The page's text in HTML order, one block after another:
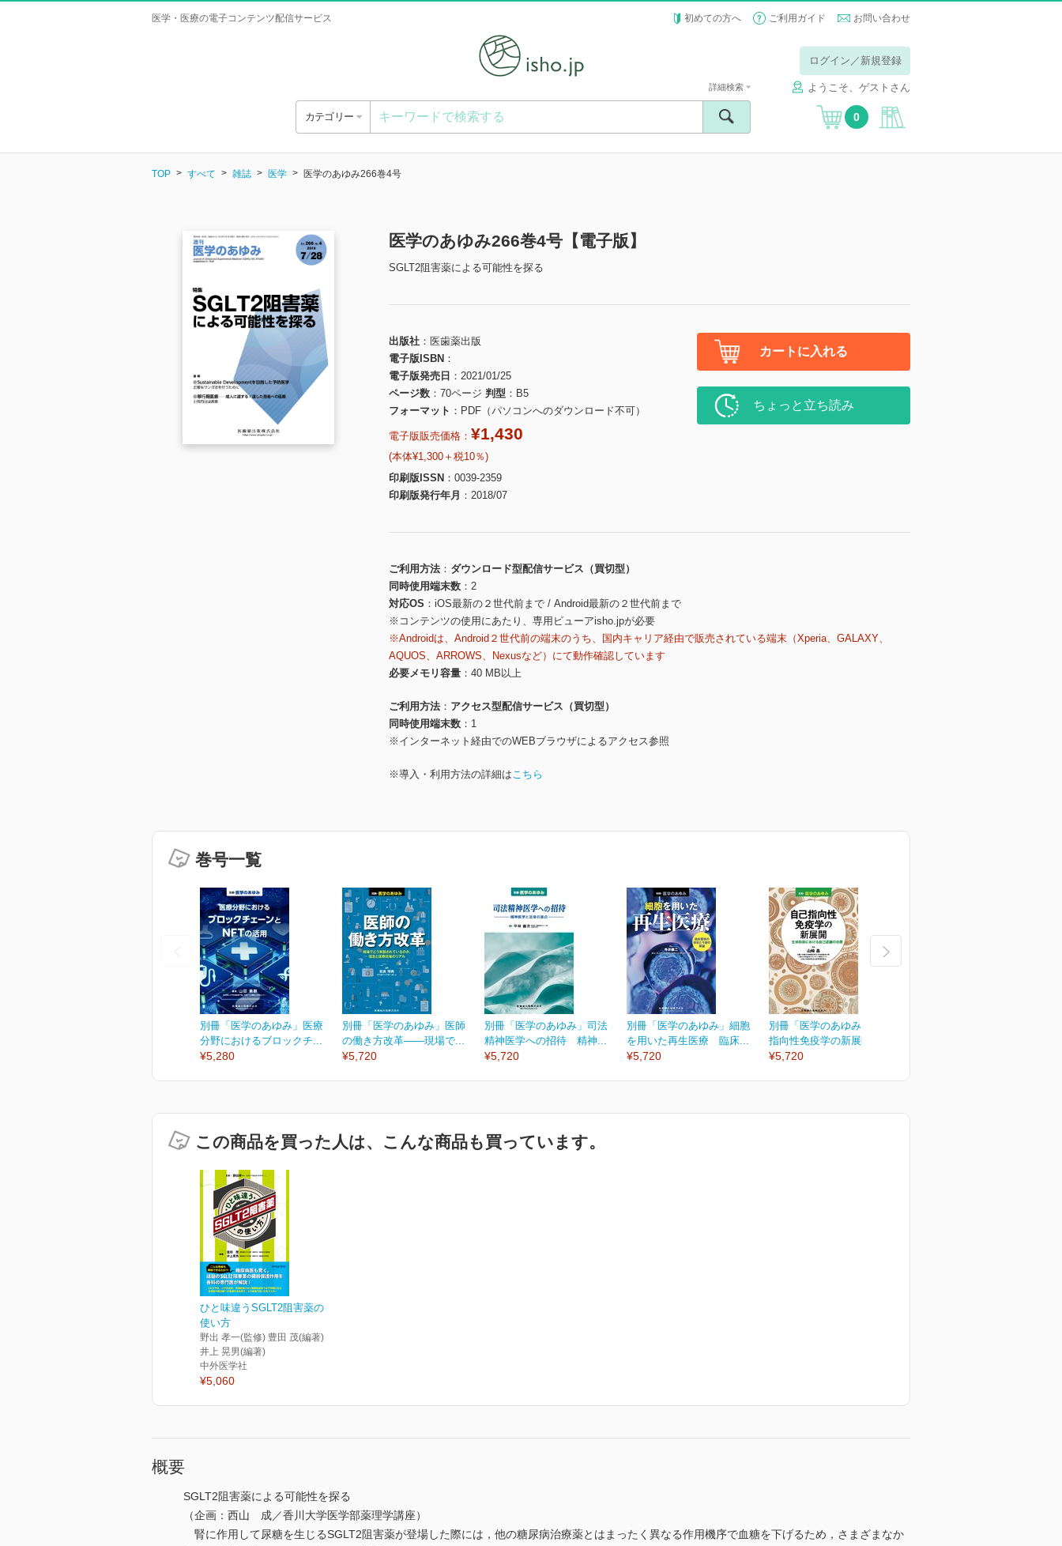
医学・医療の電子コンテンツ配信サービス 初めての方へ ご利用ガイド お問い合わせ
ログイン／新規登録
ようこそ、ゲストさん
カテゴリー
詳細検索
0
TOP すべて 雑誌 医学 医学のあゆみ266巻4号
医学のあゆみ266巻4号【電子版】
SGLT2阻害薬による可能性を探る
出版社
医歯薬出版
電子版ISBN
電子版発売日
2021/01/25
ページ数
70ページ 判型
B5
フォーマット
PDF（パソコンへのダウンロード不可）
電子版販売価格： ¥1,430
(本体¥1,300＋税10％)
印刷版ISSN
0039-2359
印刷版発行年月
2018/07
カートに入れる
ちょっと立ち読み
ご利用方法
ダウンロード型配信サービス（買切型）
同時使用端末数
2
対応OS
iOS最新の２世代前まで / Android最新の２世代前まで
※コンテンツの使用にあたり、専用ビューアisho.jpが必要
※Androidは、Android２世代前の端末のうち、国内キャリア経由で販売されている端末（Xperia、GALAXY、
AQUOS、ARROWS、Nexusなど）にて動作確認しています
必要メモリ容量
40 MB以上
ご利用方法
アクセス型配信サービス（買切型）
同時使用端末数
1
※インターネット経由でのWEBブラウザによるアクセス参照
※導入・利用方法の詳細はこちら
巻号一覧
別冊「医学のあゆみ」医療
分野におけるブロックチ...
¥5,280
別冊「医学のあゆみ」医師
の働き方改革――現場で...
¥5,720
別冊「医学のあゆみ」司法
精神医学への招待 精神...
¥5,720
別冊「医学のあゆみ」細胞
を用いた再生医療 臨床...
¥5,720
別冊「医学のあゆみ」自己
指向性免疫学の新展開...
¥5,720
この商品を買った人は、こんな商品も買っています。
ひと味違うSGLT2阻害薬の
使い方
野出 孝一(監修) 豊田 茂(編著)
井上 晃男(編著)
中外医学社
¥5,060
概要
SGLT2阻害薬による可能性を探る
（企画：西山 成／香川大学医学部薬理学講座）
腎に作用して尿糖を生じるSGLT2阻害薬が登場した際には，他の糖尿病治療薬とはまったく異なる作用機序で血糖を下げるため，さまざまなか